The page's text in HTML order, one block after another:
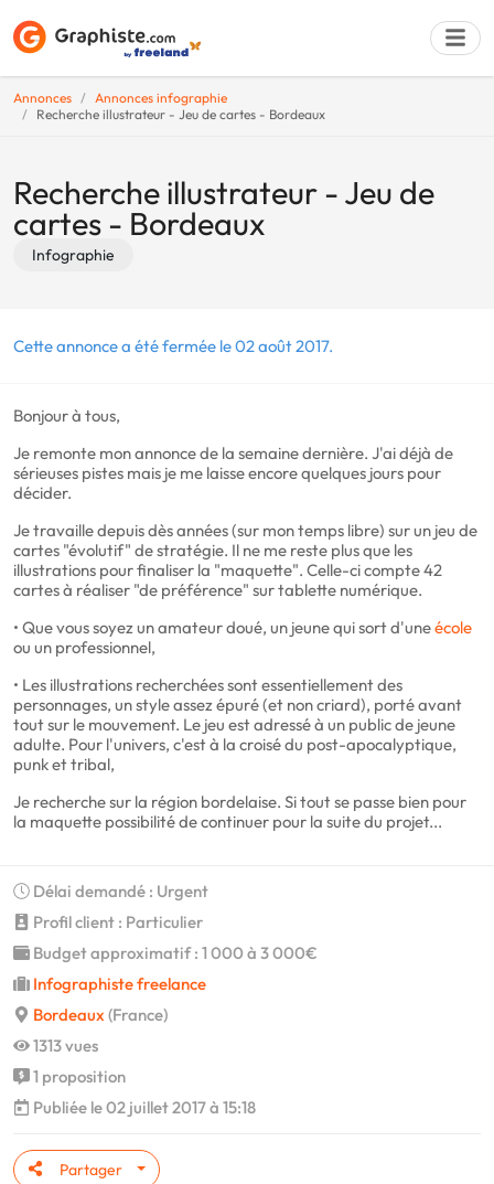
Annonces
Annonces infographie
Recherche illustrateur - Jeu de cartes - Bordeaux
Recherche illustrateur - Jeu de
cartes - Bordeaux
Infographie
Cette annonce a été fermée le 02 août 2017.
Bonjour à tous,
Je remonte mon annonce de la semaine dernière. J'ai déjà de
sérieuses pistes mais je me laisse encore quelques jours pour
décider.
Je travaille depuis dès années (sur mon temps libre) sur un jeu de
cartes "évolutif" de stratégie. Il ne me reste plus que les
illustrations pour finaliser la "maquette". Celle-ci compte 42
cartes à réaliser "de préférence" sur tablette numérique.
• Que vous soyez un amateur doué, un jeune qui sort d'uneécole
ou un professionnel,
• Les illustrations recherchées sont essentiellement des
personnages, un style assez épuré (et non criard), porté avant
tout sur le mouvement. Le jeu est adressé à un public de jeune
adulte. Pour l'univers, c'est à la croisé du post-apocalyptique,
punk et tribal,
Je recherche sur la région bordelaise. Si tout se passe bien pour
la maquette possibilité de continuer pour la suite du projet...
Délai demandé : Urgent
Profil client : Particulier
Budget approximatif : 1 000 à 3 000€
Infographiste freelance
Bordeaux(France)
1313 vues
1 proposition
Publiée le 02 juillet 2017 à 15:18
Partager